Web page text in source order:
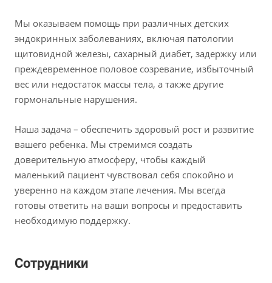
Мы оказываем помощь при различных детских
эндокринных заболеваниях, включая патологии
щитовидной железы, сахарный диабет, задержку или
преждевременное половое созревание, избыточный
вес или недостаток массы тела, а также другие
гормональные нарушения.
Наша задача – обеспечить здоровый рост и развитие
вашего ребенка. Мы стремимся создать
доверительную атмосферу, чтобы каждый
маленький пациент чувствовал себя спокойно и
уверенно на каждом этапе лечения. Мы всегда
готовы ответить на ваши вопросы и предоставить
необходимую поддержку.
Сотрудники